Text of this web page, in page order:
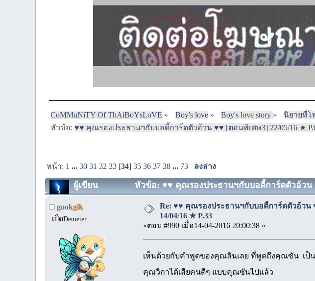
CoMMuNiTY Of ThAiBoYsLoVE » Boy's love» Boy's love story » นิยายที่โ
หัวข้อ:♥♥ คุณรองประธานฯกับบอดี้การ์ดตัวอ้วน ♥♥ [ตอนพิเศษ3] 22/05/16 ★
หน้า: 1 ...30 31 32 33 [34]35 36 37 38 ... 73 ลงล่าง
ผู้เขียน หัวข้อ: ♥♥ คุณรองประธานฯกับบอดี้การ์ดตัวอ้วน
gookgik
เป็ดDemeter
Re: ♥♥ คุณรองประธานฯกับบอดี้การ์ดตัวอ้วน
14/04/16 ★ P.33
«ตอบ #990 เมื่อ14-04-2016 20:00:38 »
เห็นด้วยกับคำพูดของคุณลินเลย ที่พูดถึงคุณซัน เ
คุณวิกาได้เสียคนดีๆ แบบคุณซันไปแล้ว